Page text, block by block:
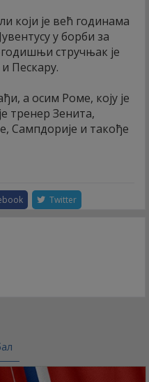
који је већ годинама
у борби за
стручњак је
Пескару.
а осим Роме, коју је
тренер Зенита,
Сампдорије и такође
Twitter